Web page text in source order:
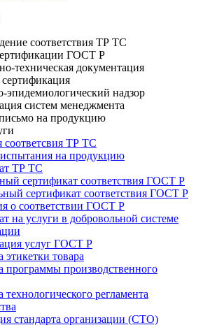
соответствия ТР ТС
ГОСТ Р
техническая документация
эпидемиологический надзор
систем менеджмента
на продукцию
соответсвия ТР ТС
на продукцию
ТР ТС
сертификат соответствия ГОСТ Р
сертификат соответствия ГОСТ Р
о соответствии ГОСТ Р
на услуги в добровольной системе
услуг ГОСТ Р
этикетки товара
программы производственного
технологического регламента
стандарта организации (СТО)